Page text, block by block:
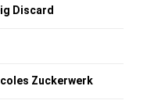
Discard
Zuckerwerk